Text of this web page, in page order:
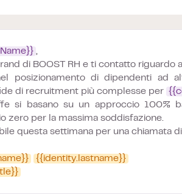
,
di BOOST RH e ti contatto riguardo
posizionamento di dipendenti ad
di recruitment più complesse per
si basano su un approccio 100%
zero per la massima soddisfazione.
questa settimana per una chiamata
{{identity.lastname}}